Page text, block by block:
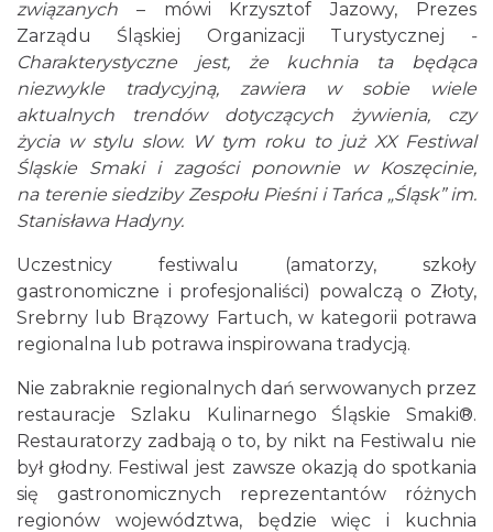
Muzyczne Niedziele w Altance w Żarkach -
Letnisku
Żarki-Letnisko
2026-08-09
27.58 km
Muzyczne Niedziele w Altance w Żarkach -
Letnisku
Żarki-Letnisko
związanych – mówi Krzysztof Jazowy, Prezes
Zarządu Śląskiej Organizacji Turystycznej
-
Charakterystyczne jest, że kuchnia ta będąca
niezwykle tradycyjną, zawiera w sobie wiele
aktualnych trendów dotyczących żywienia, czy
życia w stylu slow. W tym roku to już XXFestiwal
Śląskie Smaki i zagości ponownie w Koszęcinie,
na terenie siedziby Zespołu Pieśni i Tańca „Śląsk” im.
Stanisława Hadyny.
Uczestnicy festiwalu (amatorzy, szkoły
gastronomiczne i profesjonaliści) powalczą o Złoty,
Srebrny lub Brązowy Fartuch, w kategorii potrawa
regionalna lub potrawa inspirowana tradycją.
Nie zabraknie regionalnych dań serwowanych przez
restauracje Szlaku Kulinarnego Śląskie Smaki®.
Restauratorzy zadbają o to, by nikt na Festiwalu nie
był głodny. Festiwal jest zawsze okazją do spotkania
się gastronomicznych reprezentantów różnych
regionów województwa, będzie więc i kuchnia